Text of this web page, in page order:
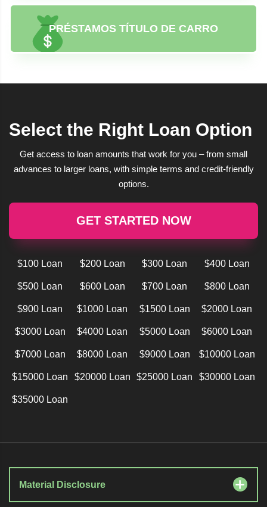
PRÉSTAMOS TÍTULO DE CARRO
Select the Right Loan Option
Get access to loan amounts that work for you – from small
advances to larger loans, with simple terms and credit-friendly
options.
GET STARTED NOW
$100 Loan $200 Loan $300 Loan $400 Loan
$500 Loan $600 Loan $700 Loan $800 Loan
$900 Loan $1000 Loan $1500 Loan $2000 Loan
$3000 Loan $4000 Loan $5000 Loan $6000 Loan
$7000 Loan $8000 Loan $9000 Loan $10000 Loan
$15000 Loan $20000 Loan $25000 Loan $30000 Loan
$35000 Loan
Material Disclosure